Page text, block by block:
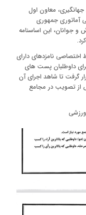
جهانگیری، معاون اول
آماتوری جمهوری
و جوانان، این اساسنامه
اختصاصی نامزدهای دارای
داوطلبان پست های
گرفت تا شاهد اجرای آن
از تصویب در مجامع
ورزشی